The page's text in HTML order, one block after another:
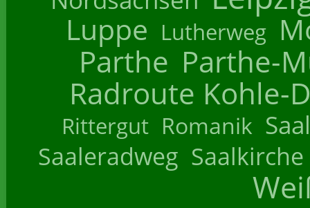
Luppe Lutherweg
Parthe Parthe-
Radroute Kohle-
Rittergut Romanik
Saaleradweg Saalkirche